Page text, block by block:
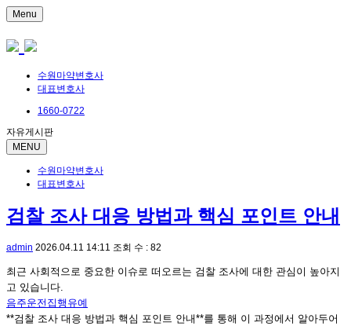
Menu
수원마약변호사
대표변호사
1660-0722
자유게시판
MENU
수원마약변호사
대표변호사
검찰 조사 대응 방법과 핵심 포인트 안내
admin 2026.04.11 14:11 조회 수 : 82
최근 사회적으로 중요한 이슈로 떠오르는 검찰 조사에 대한 관심이 높아지
고 있습니다.
음주운전집행유예
**검찰 조사 대응 방법과 핵심 포인트 안내**를 통해 이 과정에서 알아두어